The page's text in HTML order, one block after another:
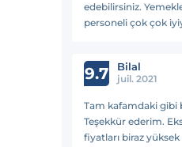
edebilirsiniz.
personeli çok çok
Konum bakımından
Çok keyifli bir tatil
bana uygun geldi.
çok teşekkür
9.7 Bilal
juil. 2021
Tam kafamdaki gibi
Teşekkür ederim.
fiyatları biraz